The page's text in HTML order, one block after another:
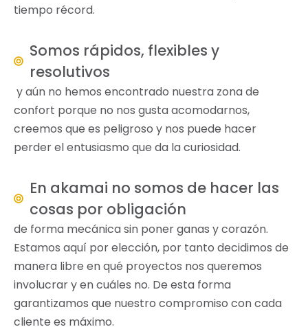
tiempo récord.
Somos rápidos, flexibles y
resolutivos
y aún no hemos encontrado nuestra zona de
confort porque no nos gusta acomodarnos,
creemos que es peligroso y nos puede hacer
perder el entusiasmo que da la curiosidad.
En akamai no somos de hacer las
cosas por obligación
de forma mecánica sin poner ganas y corazón.
Estamos aquí por elección, por tanto decidimos de
manera libre en qué proyectos nos queremos
involucrar y en cuáles no. De esta forma
garantizamos que nuestro compromiso con cada
cliente es máximo.